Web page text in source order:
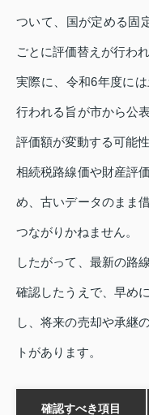
ついて、国が定める固
ごとに評価替えが行われ
実際に、令和6年度に
行われる旨が市から公
評価額が変動する可能
相続税路線価や財産評
め、古いデータのまま
つながりかねません。
したがって、最新の路
確認したうえで、早め
し、将来の売却や承継
トがあります。
確認すべき項目